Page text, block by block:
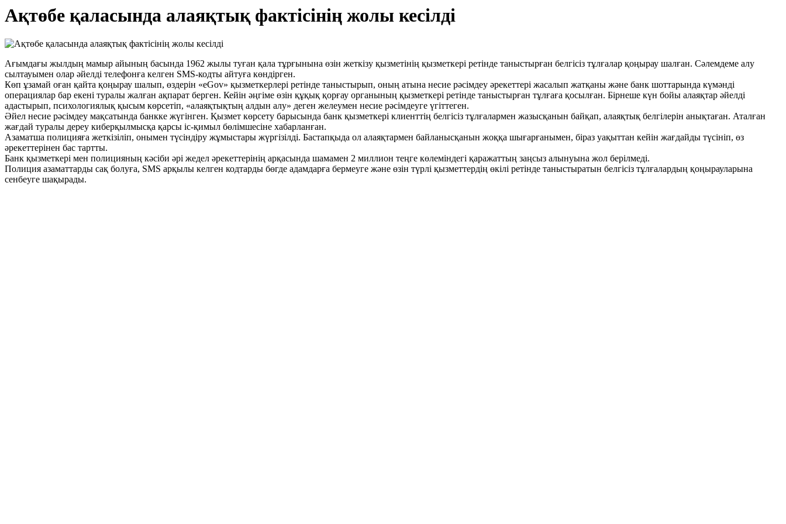
Ақтөбе қаласында алаяқтық фактісінің жолы кесілді
Ағымдағы жылдың мамыр айының басында 1962 жылы туған қала тұрғынына өзін жеткізу қызметінің қызметкері ретінде таныстырған белгісіз тұлғалар қоңырау шалған. Сәлемдеме алу
сылтауымен олар әйелді телефонға келген SMS-кодты айтуға көндірген.
Көп ұзамай оған қайта қоңырау шалып, өздерін «eGov» қызметкерлері ретінде таныстырып, оның атына несие рәсімдеу әрекеттері жасалып жатқаны және банк шоттарында күмәнді
операциялар бар екені туралы жалған ақпарат берген. Кейін әңгіме өзін құқық қорғау органының қызметкері ретінде таныстырған тұлғаға қосылған. Бірнеше күн бойы алаяқтар әйелді
адастырып, психологиялық қысым көрсетіп, «алаяқтықтың алдын алу» деген желеумен несие рәсімдеуге үгіттеген.
Әйел несие рәсімдеу мақсатында банкке жүгінген. Қызмет көрсету барысында банк қызметкері клиенттің белгісіз тұлғалармен жазысқанын байқап, алаяқтық белгілерін анықтаған. Аталған
жағдай туралы дереу киберқылмысқа қарсы іс-қимыл бөлімшесіне хабарланған.
Азаматша полицияға жеткізіліп, онымен түсіндіру жұмыстары жүргізілді. Бастапқыда ол алаяқтармен байланысқанын жоққа шығарғанымен, біраз уақыттан кейін жағдайды түсініп, өз
әрекеттерінен бас тартты.
Банк қызметкері мен полицияның кәсіби әрі жедел әрекеттерінің арқасында шамамен 2 миллион теңге көлеміндегі қаражаттың заңсыз алынуына жол берілмеді.
Полиция азаматтарды сақ болуға, SMS арқылы келген кодтарды бөгде адамдарға бермеуге және өзін түрлі қызметтердің өкілі ретінде таныстыратын белгісіз тұлғалардың қоңырауларына
сенбеуге шақырады.